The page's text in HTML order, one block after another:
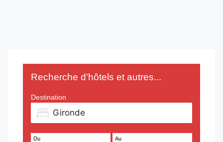
Recherche d'hôtels et autres...
Destination
Du Au